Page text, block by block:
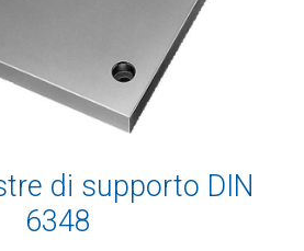
di supporto DIN
6348